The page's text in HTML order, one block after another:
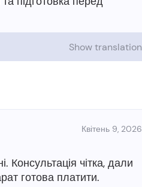
Show translation
Квітень 9, 2026
Консультація чітка, дали